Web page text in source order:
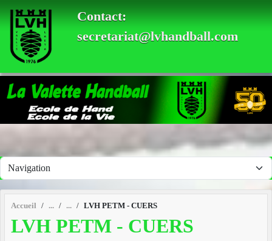
Contact:
secretariat@lvhandball.com
Accueil LVH PETM - CUERS
LVH PETM - CUERS
Panneau de gestion des cookies